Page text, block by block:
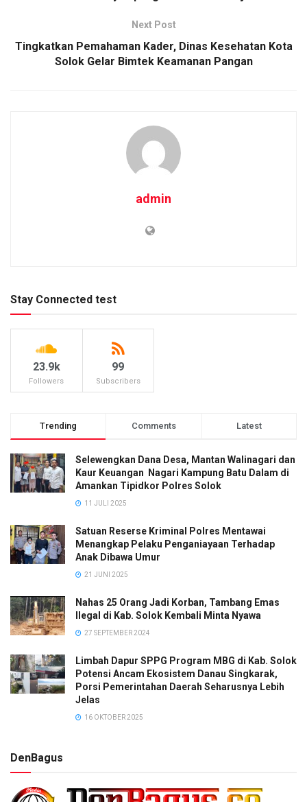
Next Post
Tingkatkan Pemahaman Kader, Dinas Kesehatan Kota
Solok Gelar Bimtek Keamanan Pangan
admin
Stay Connected test
23.9k
Followers
99
Subscribers
Trending Comments Latest
Selewengkan Dana Desa, Mantan Walinagari dan
Kaur Keuangan Nagari Kampung Batu Dalam di
Amankan Tipidkor Polres Solok
11 JULI 2025
Satuan Reserse Kriminal Polres Mentawai
Menangkap Pelaku Penganiayaan Terhadap
Anak Dibawa Umur
21 JUNI 2025
Nahas 25 Orang Jadi Korban, Tambang Emas
Ilegal di Kab. Solok Kembali Minta Nyawa
27 SEPTEMBER 2024
Limbah Dapur SPPG Program MBG di Kab. Solok
Potensi Ancam Ekosistem Danau Singkarak,
Porsi Pemerintahan Daerah Seharusnya Lebih
Jelas
16 OKTOBER 2025
DenBagus